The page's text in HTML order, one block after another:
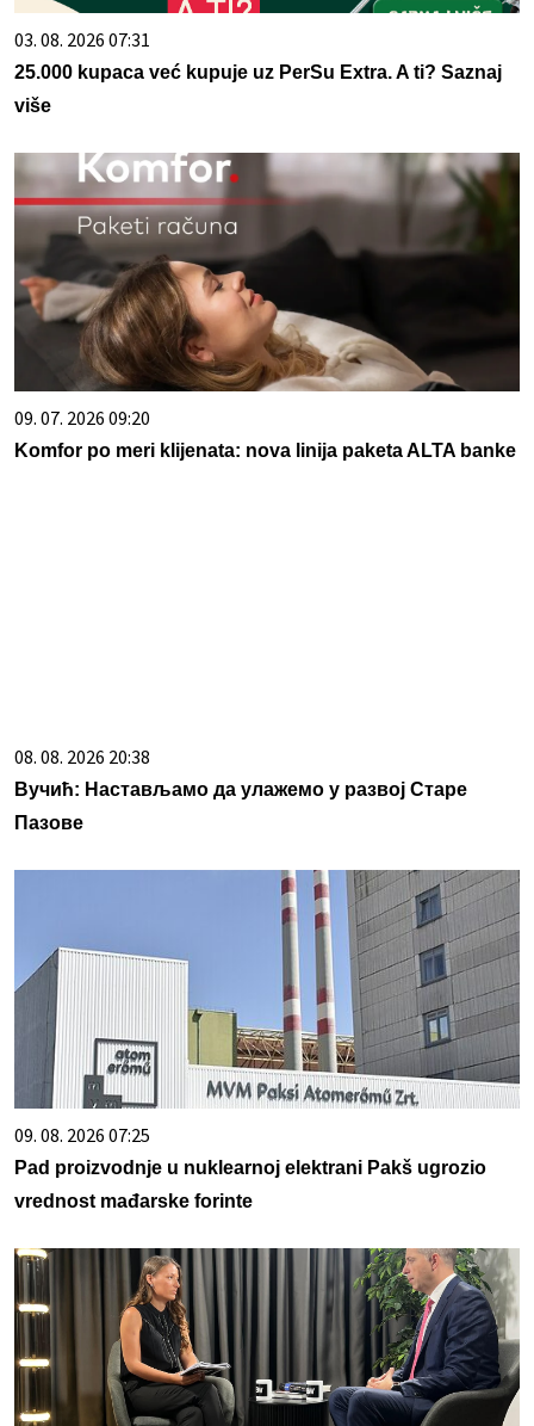
03. 08. 2026 07:31
25.000 kupaca već kupuje uz PerSu Extra. A ti? Saznaj
više
09. 07. 2026 09:20
Komfor po meri klijenata: nova linija paketa ALTA banke
08. 08. 2026 20:38
Вучић: Настављамо да улажемо у развој Старе
Пазове
09. 08. 2026 07:25
Pad proizvodnje u nuklearnoj elektrani Pakš ugrozio
vrednost mađarske forinte